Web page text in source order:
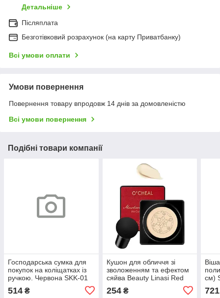
Детальніше
Післяплата
Безготівковий розрахунок (на карту Приватбанку)
Всі умови оплати
Умови повернення
Повернення товару впродовж 14 днів за домовленістю
Всі умови повернення
Подібні товари компанії
Господарська сумка для
покупок на коліщатках із
ручкою. Червона SKK-01
514 ₴
Кушон для обличчя зі
зволоженням та ефектом
сяйва Beauty Linasi Red
O'CHEAL (No2 Natural) з
м'яким спонжем
254₴
см)
721